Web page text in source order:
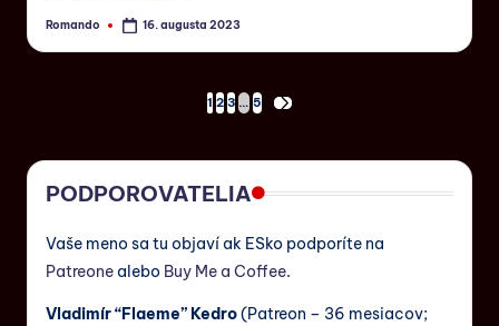
Romando 16. augusta 2023
1 2 3 … 5
PODPOROVATELIA
Vaše meno sa tu objaví ak ESko podporíte na
Patreone alebo Buy Me a Coffee.
Vladimír “Flaeme” Kedro(Patreon – 36 mesiacov;